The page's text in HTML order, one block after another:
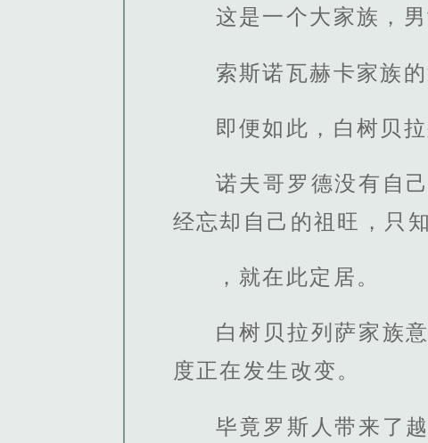
这是一个大家族，
索斯诺瓦赫卡家族
即便如此，白树贝
诺夫哥罗德没有自
经忘却自己的祖旺，只
，就在此定居。
白树贝拉列萨家族
度正在发生改变。
毕竟罗斯人带来了